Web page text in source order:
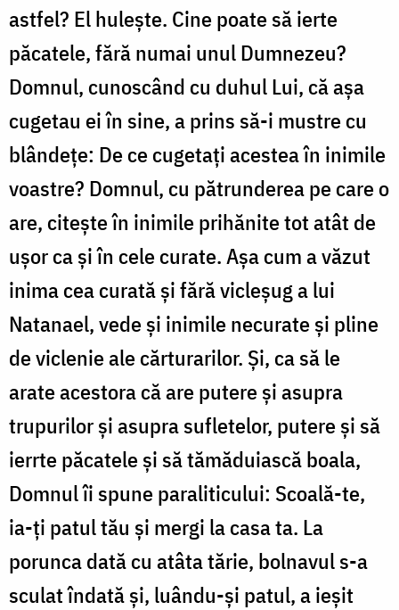
astfel? El huleşte. Cine poate să ierte
păcatele, fără numai unul Dumnezeu?
Domnul, cu­noscând cu duhul Lui, că aşa
cugetau ei în sine, a prins să-i mustre cu
blândeţe: De ce cugetaţi acestea în inimile
voastre? Domnul, cu pă­trunderea pe care o
are, citeşte în inimile prihănite tot atât de
uşor ca şi în cele curate. Aşa cum a văzut
inima cea curată şi fără vicle­şug a lui
Natanael, vede şi inimile necurate şi pline
de viclenie ale cărturarilor. Şi, ca să le
arate acestora că are putere şi asupra
trupu­rilor şi asupra sufletelor, putere şi să
ierrte păcatele şi să tămăduiască boala,
Domnul îi spune paraliticului: Scoală-te,
ia-ţi patul tău şi mergi la casa ta. La
porunca dată cu atâta tărie, bolnavul s-a
sculat în­dată şi, luându-şi patul, a ieşit